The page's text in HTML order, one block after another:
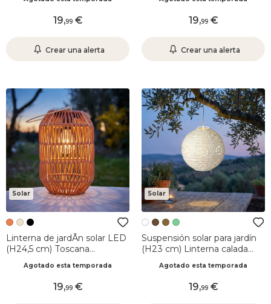
19,99
Crear una alerta
19,99
Crear una alerta
Solar
Linterna de jardÃ­n solar LED
(H24,5 cm) Toscana
Agotado esta temporada
19,99
Solar
Suspensión solar para jardín
(H23 cm) Linterna calada
Agotado esta temporada
19,99